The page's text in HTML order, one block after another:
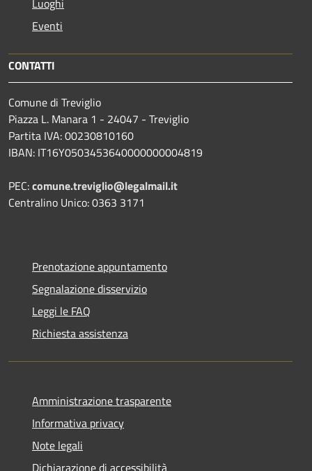
Eventi
CONTATTI
Comune di Treviglio
Piazza L. Manara 1 - 24047 - Treviglio
Partita IVA: 00230810160
IBAN: IT16Y0503453640000000004819
PEC:comune.treviglio@legalmail.it
Centralino Unico: 0363 3171
Prenotazione appuntamento
Segnalazione disservizio
Leggi le FAQ
Richiesta assistenza
Amministrazione trasparente
Informativa privacy
Note legali
Dichiarazione di accessibilità